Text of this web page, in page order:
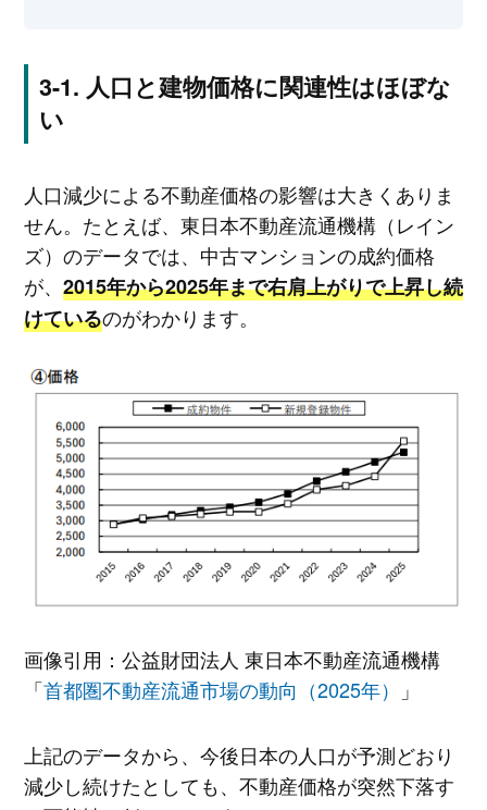
人口と建物価格に関連性はほぼな
い
人口減少による不動産価格の影響は大きくありま
せん。たとえば、東日本不動産流通機構（レイン
ズ）のデータでは、中古マンションの成約価格
が、 2015年から2025年まで右肩上がりで上昇し続
けているのがわかります。
画像引用：公益財団法人 東日本不動産流通機構
「首都圏不動産流通市場の動向（2025年） 」
上記のデータから、今後日本の人口が予測どおり
減少し続けたとしても、不動産価格が突然下落す